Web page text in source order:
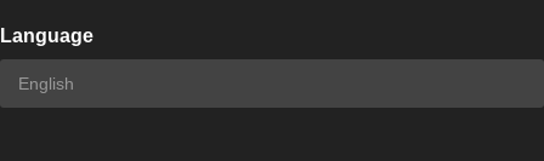
Language